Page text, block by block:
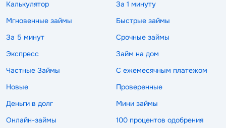
Калькулятор
За 1 минуту
Мгновенные займы
Быстрые займы
За 5 минут
Срочные займы
Экспресс
Займ на дом
Частные Займы
С ежемесячным платежом
Новые
Проверенные
Деньги в долг
Мини займы
Онлайн-займы
100 процентов одобрения